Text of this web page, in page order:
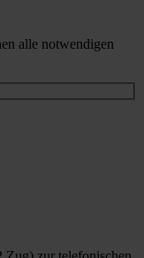
alle notwendigen